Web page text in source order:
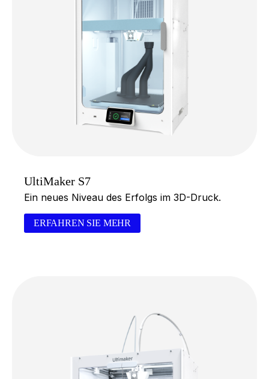
UltiMaker S7
Ein neues Niveau des Erfolgs im 3D-Druck.
ERFAHREN SIE MEHR